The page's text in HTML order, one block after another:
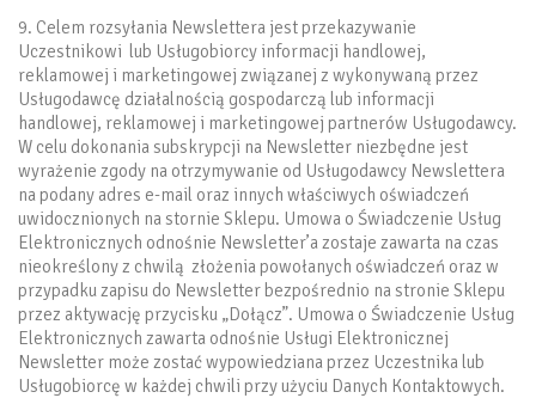
9. Celem rozsyłania Newslettera jest przekazywanie
Uczestnikowi lub Usługobiorcy informacji handlowej,
reklamowej i marketingowej związanej z wykonywaną przez
Usługodawcę działalnością gospodarczą lub informacji
handlowej, reklamowej i marketingowej partnerów Usługodawcy.
W celu dokonania subskrypcji na Newsletter niezbędne jest
wyrażenie zgody na otrzymywanie od Usługodawcy Newslettera
na podany adres e-mail oraz innych właściwych oświadczeń
uwidocznionych na stornie Sklepu. Umowa o Świadczenie Usług
Elektronicznych odnośnie Newsletter’a zostaje zawarta na czas
nieokreślony z chwilą złożenia powołanych oświadczeń oraz w
przypadku zapisu do Newsletter bezpośrednio na stronie Sklepu
przez aktywację przycisku „Dołącz”. Umowa o Świadczenie Usług
Elektronicznych zawarta odnośnie Usługi Elektronicznej
Newsletter może zostać wypowiedziana przez Uczestnika lub
Usługobiorcę w każdej chwili przy użyciu Danych Kontaktowych.